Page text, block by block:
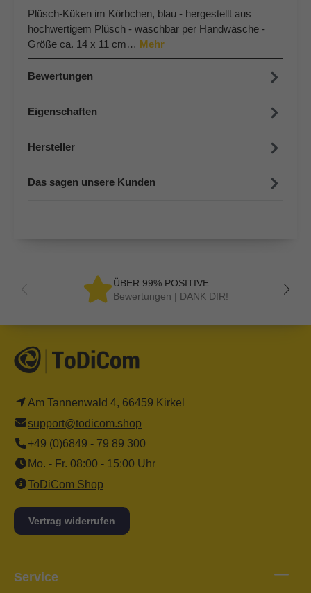
Plüsch-Küken im Körbchen, blau - hergestellt aus
hochwertigem Plüsch - waschbar per Handwäsche -
Größe ca. 14 x 11 cm… Mehr
Bewertungen
Eigenschaften
Hersteller
Das sagen unsere Kunden
ÜBER 99% POSITIVE
Bewertungen | DANK DIR!
Am Tannenwald 4, 66459 Kirkel
support@todicom.shop
+49 (0)6849 - 79 89 300
Mo. - Fr. 08:00 - 15:00 Uhr
ToDiCom Shop
Vertrag widerrufen
Service